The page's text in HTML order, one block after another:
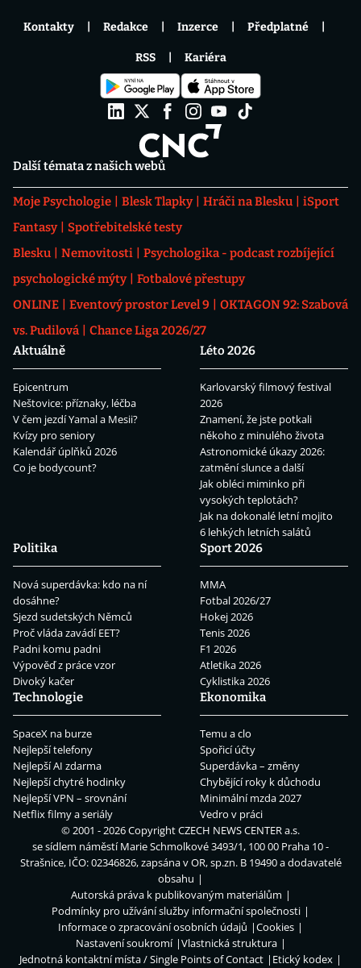
Další témata z našich webů
Moje Psychologie Blesk Tlapky Hráči na Blesku
iSport
Fantasy
Spotřebitelské testy
Blesku
Nemovitosti
Psychologika - podcast rozbíjející
psychologické mýty
Fotbalové přestupy
ONLINE
Eventový prostor Level 9
OKTAGON 92: Szabová
vs. Pudilová
Chance Liga 2026/27
Aktuálně
Epicentrum
Neštovice: příznaky, léčba
V čem jezdí Yamal a Mesii?
Kvízy pro seniory
Kalendář úplňků 2026
Co je bodycount?
Léto 2026
Karlovarský filmový festival
2026
Znamení, že jste potkali
někoho z minulého života
Astronomické úkazy 2026:
zatmění slunce a další
Jak obléci miminko při
vysokých teplotách?
Jak na dokonalé letní mojito
6 lehkých letních salátů
Politika
Nová superdávka: kdo na ní
dosáhne?
Sjezd sudetských Němců
Proč vláda zavádí EET?
Padni komu padni
Výpověď z práce vzor
Divoký kačer
Sport 2026
MMA
Fotbal 2026/27
Hokej 2026
Tenis 2026
F1 2026
Atletika 2026
Cyklistika 2026
Technologie
SpaceX na burze
Nejlepší telefony
Nejlepší AI zdarma
Nejlepší chytré hodinky
Nejlepší VPN – srovnání
Netflix filmy a seriály
Ekonomika
Temu a clo
Spořicí účty
Superdávka – změny
Chybějící roky k důchodu
Minimální mzda 2027
Vedro v práci
Kontakty Redakce Inzerce Předplatné
RSS Kariéra
© 2001 - 2026 CopyrightCZECH NEWS CENTER a.s.
se sídlem náměstí Marie Schmolkové 3493/1, 100 00 Praha 10 -
Strašnice, IČO: 02346826, zapsána v OR, sp.zn. B 19490 a dodavatelé
obsahu
Autorská práva k publikovaným materiálům
Podmínky pro užívání služby informační společnosti
Informace o zpracování osobních údajů
Cookies
Nastavení soukromí
Vlastnická struktura
Jednotná kontaktní místa / Single Points of Contact
Etický kodex